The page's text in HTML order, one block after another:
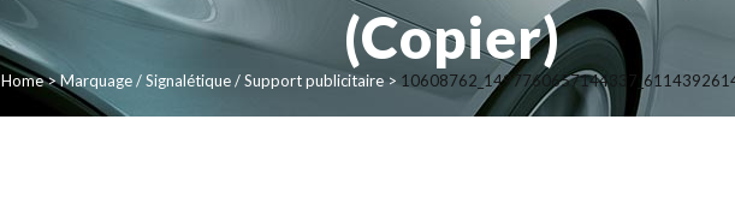
(Copier)
Home>Marquage / Signalétique / Support publicitaire >